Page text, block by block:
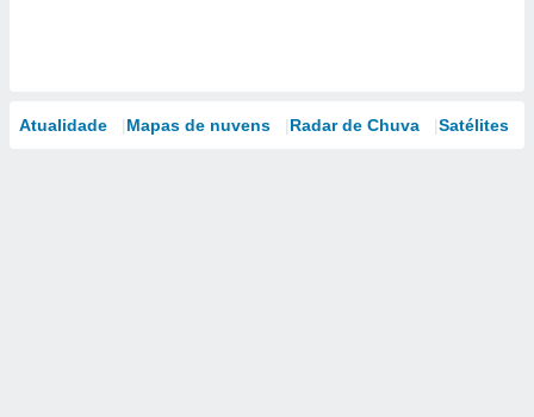
Atualidade Mapas de nuvens Radar de Chuva Satélites